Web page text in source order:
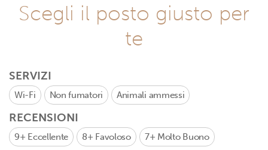
Scegli il posto giusto per
te
SERVIZI
Wi-Fi Non fumatori Animali ammessi
RECENSIONI
9+ Eccellente 8+ Favoloso 7+ Molto Buono